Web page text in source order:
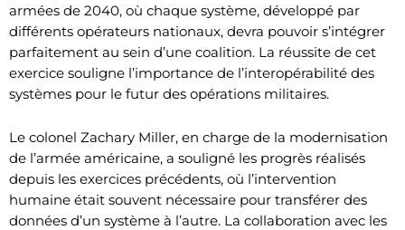
armées de 2040, où chaque système, développé par
différents opérateurs nationaux, devra pouvoir s’intégrer
parfaitement au sein d’une coalition. La réussite de cet
exercice souligne l’importance de l’interopérabilité des
systèmes pour le futur des opérations militaires.
Le colonel Zachary Miller, en charge de la modernisation
de l’armée américaine, a souligné les progrès réalisés
depuis les exercices précédents, où l’intervention
humaine était souvent nécessaire pour transférer des
données d’un système à l’autre. La collaboration avec les